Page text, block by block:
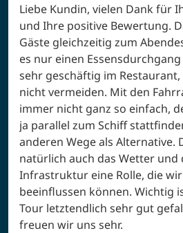
Liebe Kundin, vielen Dank für
und Ihre positive Bewertung.
Gäste gleichzeitig zum
es nur einen
sehr geschäftig im
nicht vermeiden. Mit den
immer nicht ganz so einfach,
ja parallel zum Schiff
anderen Wege als Alternative.
natürlich auch das Wetter und
Infrastruktur eine Rolle, die
beeinflussen können. Wichtig
Tour letztendlich sehr gut
freuen wir uns sehr.